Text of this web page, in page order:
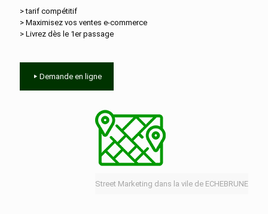
> tarif compétitif
> Maximisez vos ventes e‑commerce
> Livrez dès le 1er passage
Demande en ligne
Street Marketing dans la vile de ECHEBRUNE